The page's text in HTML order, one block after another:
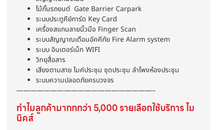
ไม้กั้นรถยนต์ Gate Barrier Carpark
ระบบประตูคีย์การ์ด Key Card
เครื่องสแกนลายนิ้วมือ Finger Scan
ระบบสัญญาณเตือนอัคคีภัย Fire Alarm system
ระบบ อินเตอร์เน็ท WIFI
วิทยุสื่อสาร
เสียงตามสาย ไมค์ประชุม ชุดประชุม ลำโพงห้องประชุม
ระบบความปลอดภัยครบวงจร
————————————————————–
ทำไมลูกค้ามากกกว่า 5,000 รายเลือกใช้บริการ ไม
นิคส์